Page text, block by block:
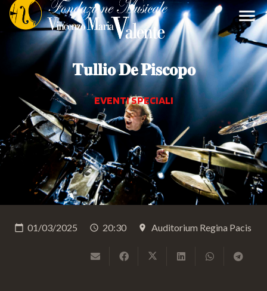
menu
𝐓𝐮𝐥𝐥𝐢𝐨 𝐃𝐞 𝐏𝐢𝐬𝐜𝐨𝐩𝐨
EVENTI SPECIALI
calendar_today 01/03/2025 schedule 20:30 place Auditorium Regina Pacis